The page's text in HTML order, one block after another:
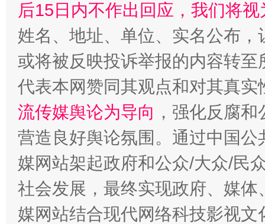
在谋一域中谋全局
习近平的博鳌关键词
魏明亮
后15日内不作出回应，我们将
姓名、地址、单位、实名公布
或将被反映投诉举报的内容转
代表本网赞同其观点和对其真实
流传媒舆论为导向 ，强化反腐
营造良好舆论氛围。通过中国
媒网站架起政府和公众/大众/民
社会发展，最终实现政府、媒
媒网站结合现代网络科技影视